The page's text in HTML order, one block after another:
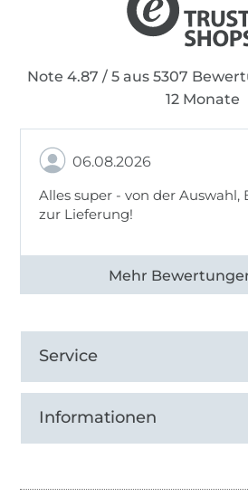
Note 4.87 / 5 aus 5307
12 Monate
06.08.2026
Alles super - von der Auswahl,
zur Lieferung!
Alle 82968 Bewertungen
Service
Informationen